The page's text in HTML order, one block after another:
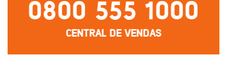
0800 555 1000
CENTRAL DE VENDAS